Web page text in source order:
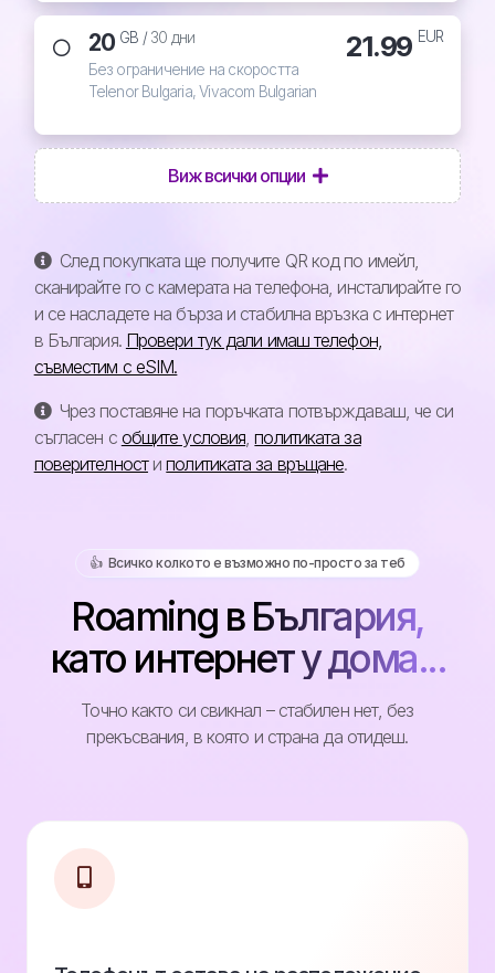
20 GB /30 дни
Без ограничение на скоростта
Telenor Bulgaria, Vivacom Bulgarian
21.99 EUR
Виж всички опции
След покупката ще получите QR код по имейл,
сканирайте го с камерата на телефона, инсталирайте го
и се насладете на бърза и стабилна връзка с интернет
в България. Провери тук дали имаш телефон,
съвместим с eSIM.
Чрез поставяне на поръчката потвърждаваш, че си
съгласен с общите условия ,политиката за
поверителностиполитиката за връщане.
👍️ Всичко колкото е възможно по-просто за теб
Roaming в България,
като интернет у дома...
Точно както си свикнал – стабилен нет, без
прекъсвания, в която и страна да отидеш.